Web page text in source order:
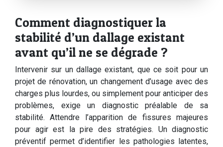
Comment diagnostiquer la
stabilité d’un dallage existant
avant qu’il ne se dégrade ?
Intervenir sur un dallage existant, que ce soit pour un
projet de rénovation, un changement d’usage avec des
charges plus lourdes, ou simplement pour anticiper des
problèmes, exige un diagnostic préalable de sa
stabilité. Attendre l’apparition de fissures majeures
pour agir est la pire des stratégies. Un diagnostic
préventif permet d’identifier les pathologies latentes,